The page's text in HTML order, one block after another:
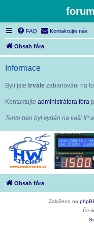
FAQ Kontaktujte nás
Obsah fóra
Informace
Byli jste trvale zabanováni na
Kontaktujte administrátora fóra
Tento ban byl vydán na vaši IP
Obsah fóra
Založeno na